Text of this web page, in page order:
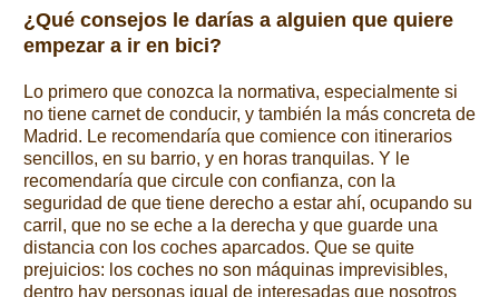
¿Qué consejos le darías a alguien que quiere
empezar a ir en bici?
Lo primero que conozca la normativa, especialmente si
no tiene carnet de conducir, y también la más concreta de
Madrid. Le recomendaría que comience con itinerarios
sencillos, en su barrio, y en horas tranquilas. Y le
recomendaría que circule con confianza, con la
seguridad de que tiene derecho a estar ahí, ocupando su
carril, que no se eche a la derecha y que guarde una
distancia con los coches aparcados. Que se quite
prejuicios: los coches no son máquinas imprevisibles,
dentro hay personas igual de interesadas que nosotros